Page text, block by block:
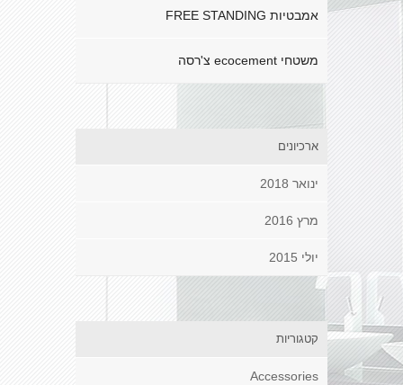
אמבטיות FREE STANDING
משטחי ecocement צ'רסה
ארכיונים
ינואר 2018
מרץ 2016
יולי 2015
קטגוריות
Accessories